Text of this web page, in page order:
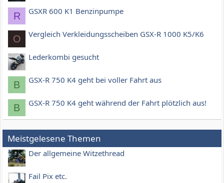
R GSXR 600 K1 Benzinpumpe
O Vergleich Verkleidungsscheiben GSX-R 1000 K5/K6
Lederkombi gesucht
B GSX-R 750 K4 geht bei voller Fahrt aus
B GSX-R 750 K4 geht während der Fahrt plötzlich aus!
Meistgelesene Themen
Der allgemeine Witzethread
Fail Pix etc.